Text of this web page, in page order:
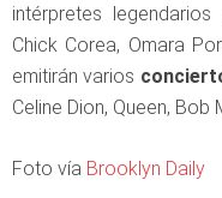
intérpretes
Chick Corea, Omara
emitirán varios
Celine Dion, Queen,
Foto vía Brooklyn Daily